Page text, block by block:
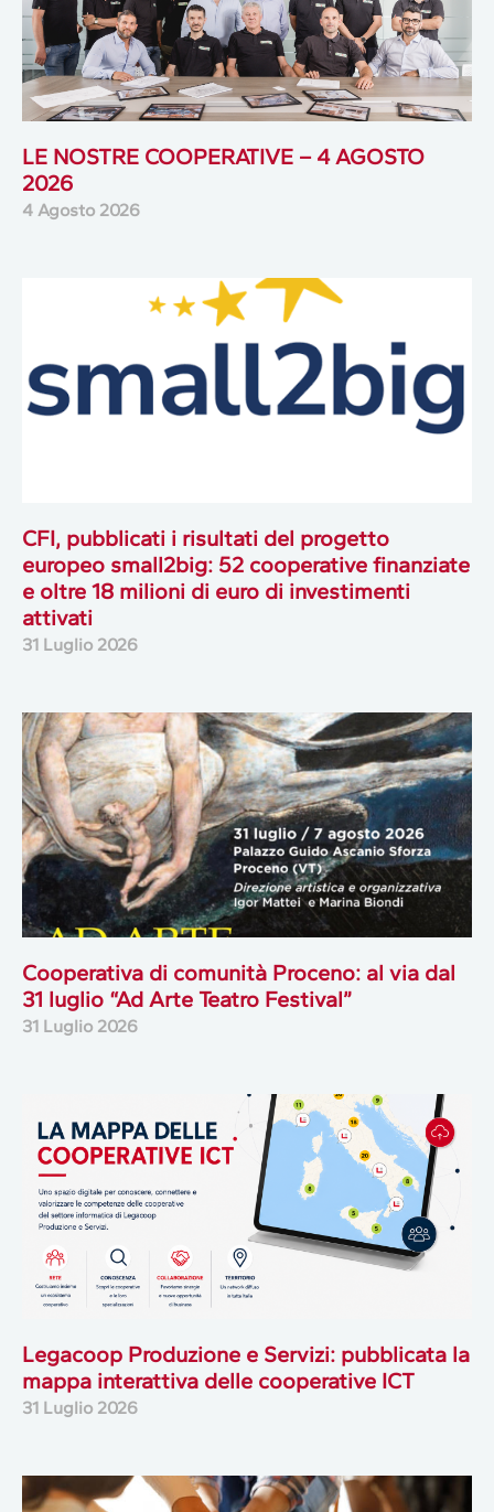
LE NOSTRE COOPERATIVE – 4 AGOSTO
2026
4 Agosto 2026
CFI, pubblicati i risultati del progetto
europeo small2big: 52 cooperative finanziate
e oltre 18 milioni di euro di investimenti
attivati
31 Luglio 2026
Cooperativa di comunità Proceno: al via dal
31 luglio “Ad Arte Teatro Festival”
31 Luglio 2026
Legacoop Produzione e Servizi: pubblicata la
mappa interattiva delle cooperative ICT
31 Luglio 2026